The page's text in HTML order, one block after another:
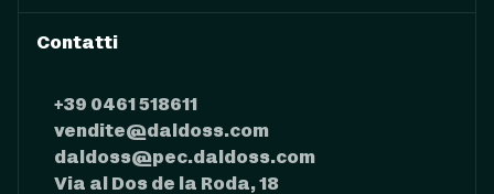
Contatti
+39 0461 518611
vendite@daldoss.com
daldoss@pec.daldoss.com
Via al Dos de la Roda, 18